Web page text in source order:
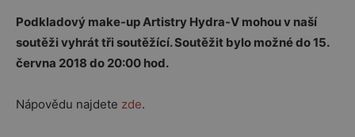
Podkladový make-up Artistry Hydra-V mohou v naší
soutěži vyhrát tři soutěžící. Soutěžit bylo možné do 15.
června 2018 do 20:00 hod.
Nápovědu najdete zde.